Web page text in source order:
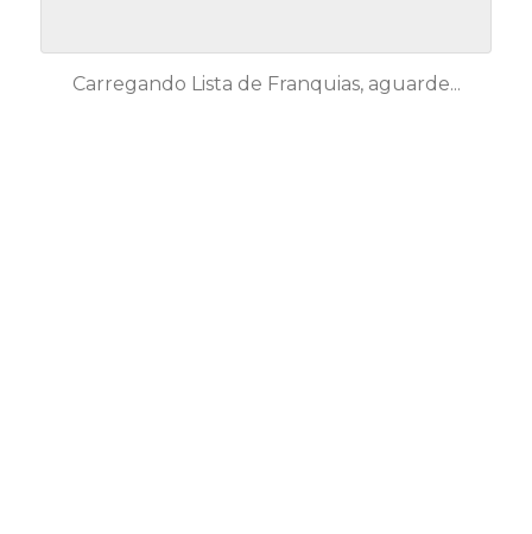
Carregando Lista de Franquias, aguarde...